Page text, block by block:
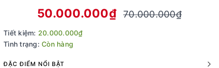
50.000.000₫ 70.000.000₫
Tiết kiệm: 20.000.000₫
Tình trạng: Còn hàng
ĐẶC ĐIỂM NỔI BẬT